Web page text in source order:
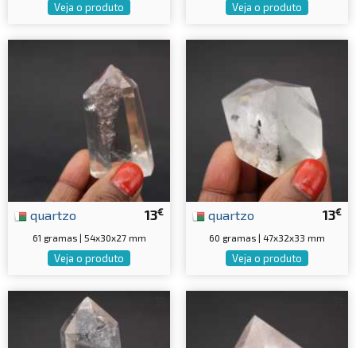
Veja o produto Veja o produto
13€
quartzo
61 gramas | 54x30x27 mm
Veja o produto
13€
quartzo
60 gramas | 47x32x33 mm
Veja o produto